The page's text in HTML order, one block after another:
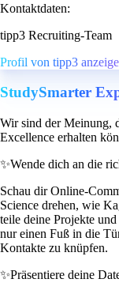
Kontaktdaten:
tipp3 Recruiting-Team
Profil von tipp3
StudySmarter
Wir sind der Meinung,
Excellence erhalten
✨Wende dich an die
Schau dir Online-
Science drehen, wie
teile deine Projekte
nur einen Fuß in die
Kontakte zu knüpfen.
✨Präsentiere deine